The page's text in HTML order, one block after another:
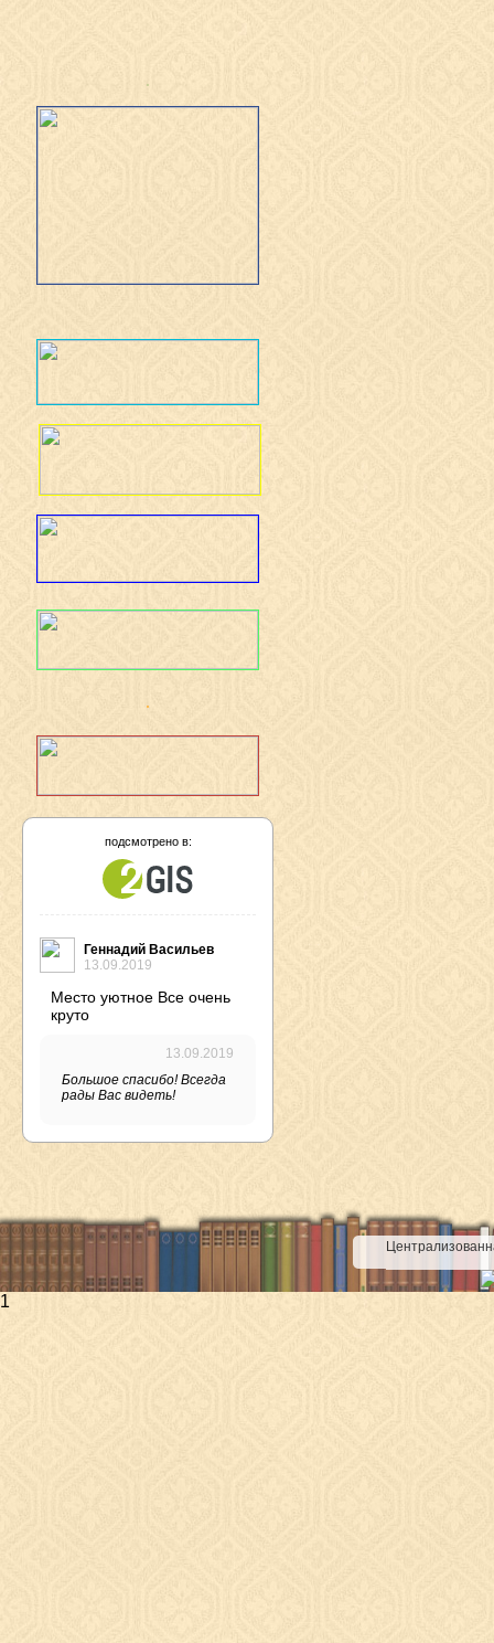
подсмотрено в:
Геннадий Васильев
13.09.2019
Место уютное Все очень
круто
13.09.2019
Большое спасибо! Всегда
рады Вас видеть!
1